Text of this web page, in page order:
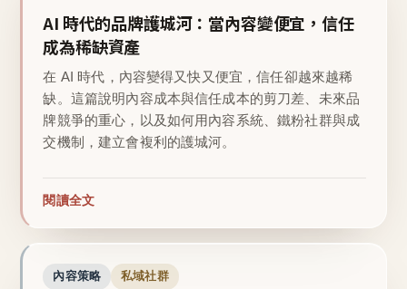
AI 時代的品牌護城河：當內容變便宜，信任
成為稀缺資產
在 AI 時代，內容變得又快又便宜，信任卻越來越稀
缺。這篇說明內容成本與信任成本的剪刀差、未來品
牌競爭的重心，以及如何用內容系統、鐵粉社群與成
交機制，建立會複利的護城河。
閱讀全文
內容策略 私域社群